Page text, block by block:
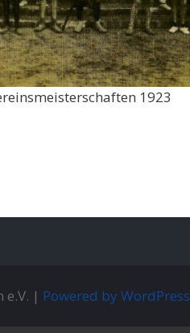
1923
e.V. | Powered by WordPress